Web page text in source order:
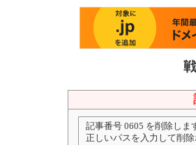
記事番号 0605 を削除しま
正しいパスを入力して削